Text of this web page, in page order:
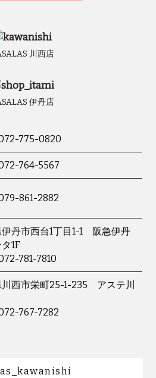
川西店
伊丹店
775-0820
764-5567
861-2882
丹市西台1丁目1-1 阪急伊丹
1F
781-7810
川西市栄町25-1-235 アステ川
767-7282